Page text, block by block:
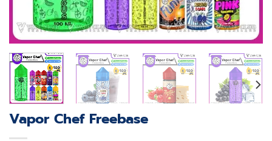
Vapor Chef Freebase